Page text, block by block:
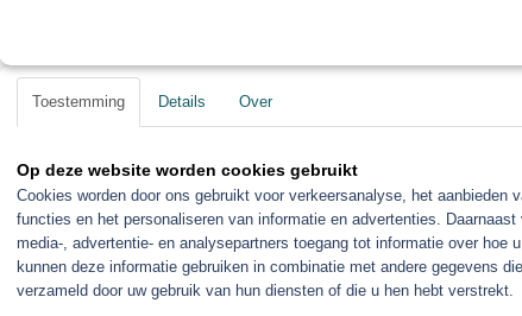
Categorieën
Paint
Gerko Paint/Nonpaint
Toestemming Details Over
Op deze website worden cookies gebruikt
Cookies worden door ons gebruikt voor verkeersanalyse, het aanbieden
functies en het personaliseren van informatie en advertenties.
media-, advertentie- en analysepartners toegang tot informatie over hoe
kunnen deze informatie gebruiken in combinatie met andere gegevens
verzameld door uw gebruik van hun diensten of die u hen hebt verstrekt.